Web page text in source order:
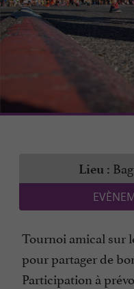
Lieu :
Tournoi amical sur
pour partager de
Participation à